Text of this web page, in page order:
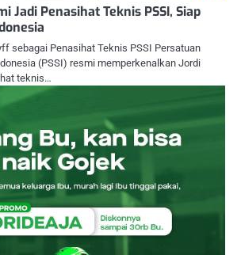
Jadi Penasihat Teknis PSSI, Siap
sebagai Penasihat Teknis PSSI Persatuan
(PSSI) resmi memperkenalkan Jordi
teknis…